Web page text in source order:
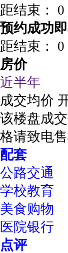
距结束：
0
预约成功
距结束：
0
房价
近半年
成交均价
该楼盘成
格请致电
配套
公路交通
学校教育
美食购物
医院银行
点评